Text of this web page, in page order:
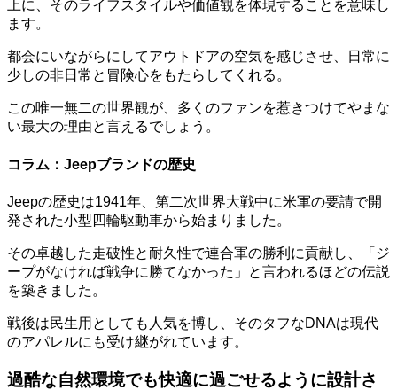
上に、 そのライフスタイルや価値観を体現すること を意味し
ます。
都会にいながらにしてアウトドアの空気を感じさせ、日常に
少しの非日常と 冒険心をもたらしてくれる。
この唯一無二の世界観が、多くのファンを惹きつけてやまな
い最大の理由と言えるでしょう。
コラム：Jeepブランドの歴史
Jeepの歴史は1941年、第二次世界大戦中に米軍の要請で開
発された小型四輪駆動車から始まりました。
その卓越した走破性と耐久性で連合軍の勝利に貢献し、「ジ
ープがなければ戦争に勝てなかった」と言われるほどの伝説
を築きました。
戦後は民生用としても人気を博し、そのタフなDNAは現代
のアパレルにも受け継がれています。
過酷な自然環境でも快適に過ごせるように設計さ